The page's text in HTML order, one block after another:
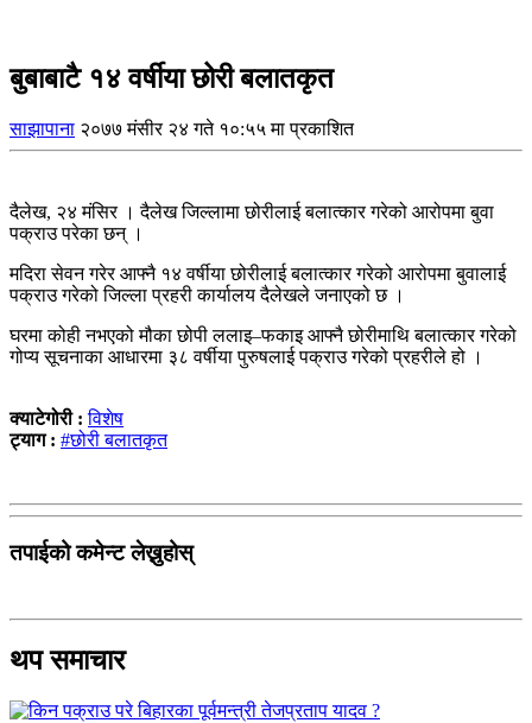
बुबाबाटै १४ वर्षीया छोरी बलातकृत
साझापाना २०७७ मंसीर २४ गते १०:५५ मा प्रकाशित
दैलेख, २४ मंसिर । दैलेख जिल्लामा छोरीलाई बलात्कार गरेको आरोपमा बुवा
पक्राउ परेका छन् ।
मदिरा सेवन गरेर आफ्नै १४ वर्षीया छोरीलाई बलात्कार गरेको आरोपमा बुवालाई
पक्राउ गरेको जिल्ला प्रहरी कार्यालय दैलेखले जनाएको छ ।
घरमा कोही नभएको मौका छोपी ललाइ–फकाइ आफ्नै छोरीमाथि बलात्कार गरेको
गोप्य सूचनाका आधारमा ३८ वर्षीया पुरुषलाई पक्राउ गरेको प्रहरीले हो ।
क्याटेगोरी :विशेष
ट्याग : #छोरी बलातकृत
तपाईको कमेन्ट लेख्नुहोस्
थप समाचार